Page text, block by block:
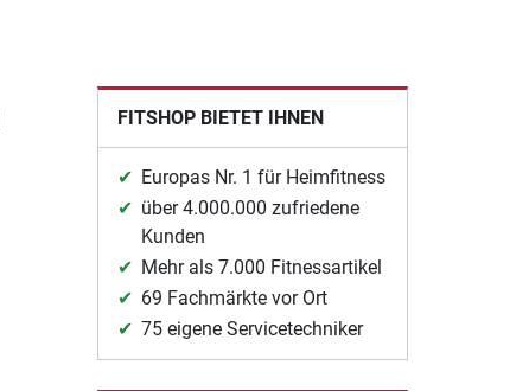
FITSHOP BIETET IHNEN
Europas Nr. 1 für Heimfitness
über 4.000.000 zufriedene
Kunden
Mehr als 7.000 Fitnessartikel
69 Fachmärkte vor Ort
75 eigene Servicetechniker